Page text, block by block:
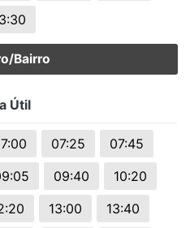
Bairro
Útil
07:25
07:45
09:40
10:20
13:00
13:40